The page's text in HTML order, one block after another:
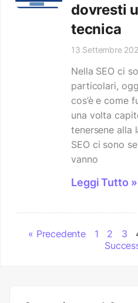
dovresti
tecnica
13 Settembre
Nella SEO ci
particolari,
cos’è e come
una volta
tenersene alla
SEO ci sono
vanno
Leggi Tutto »
« Precedente 1 2 3